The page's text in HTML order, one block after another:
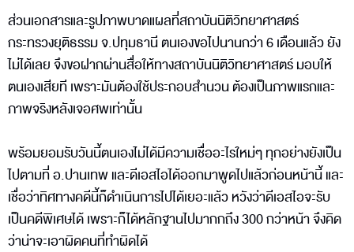
ส่วนเอกสารและรูปภาพบาดแผลที่สถาบันนิติวิทยาศาสตร์
กระทรวงยุติธรรม จ.ปทุมธานี ตนเองขอไปนานกว่า 6 เดือนแล้ว ยัง
ไม่ได้เลย จึงขอฝากผ่านสื่อให้ทางสถาบันนิติวิทยาศาสตร์ มอบให้
ตนเองเสียที เพราะมันต้องใช้ประกอบสำนวน ต้องเป็นภาพแรกและ
ภาพจริงหลังเจอศพเท่านั้น
พร้อมยอมรับวันนี้ตนเองไม่ได้มีความเชื่ออะไรใหม่ๆ ทุกอย่างยังเป็น
ไปตามที่ อ.ปานเทพ และดีเอสไอได้ออกมาพูดไปแล้วก่อนหน้านี้ และ
เชื่อว่าทิศทางคดีนี้ก็ดำเนินการไปได้เยอะแล้ว หวังว่าดีเอสไอจะรับ
เป็นคดีพิเศษได้ เพราะก็ได้หลักฐานไปมากกถึง 300 กว่าหน้า จึงคิด
ว่าน่าจะเอาผิดคนที่ทำผิดได้